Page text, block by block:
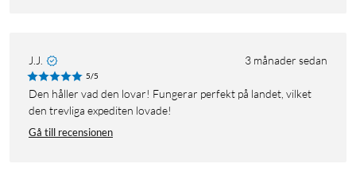
J.J. 3 månader sedan
5/5
Den håller vad den lovar! Fungerar perfekt på landet, vilket
den trevliga expediten lovade!
Gå till recensionen